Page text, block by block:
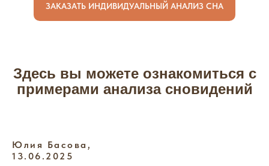
ЗАКАЗАТЬ ИНДИВИДУАЛЬНЫЙ АНАЛИЗ СНА
Здесь вы можете ознакомиться с
примерами анализа сновидений
Юлия Басова,
13.06.2025